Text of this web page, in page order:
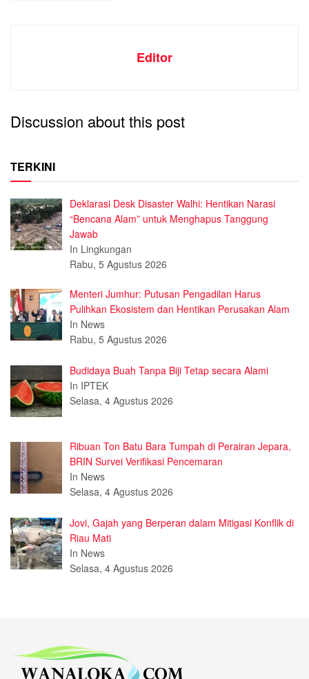
Editor
Discussion about this post
TERKINI
Deklarasi Desk Disaster Walhi: Hentikan Narasi
“Bencana Alam” untuk Menghapus Tanggung
Jawab
In Lingkungan
Rabu, 5 Agustus 2026
Menteri Jumhur: Putusan Pengadilan Harus
Pulihkan Ekosistem dan Hentikan Perusakan Alam
In News
Rabu, 5 Agustus 2026
Budidaya Buah Tanpa Biji Tetap secara Alami
In IPTEK
Selasa, 4 Agustus 2026
Ribuan Ton Batu Bara Tumpah di Perairan Jepara,
BRIN Survei Verifikasi Pencemaran
In News
Selasa, 4 Agustus 2026
Jovi, Gajah yang Berperan dalam Mitigasi Konflik di
Riau Mati
In News
Selasa, 4 Agustus 2026